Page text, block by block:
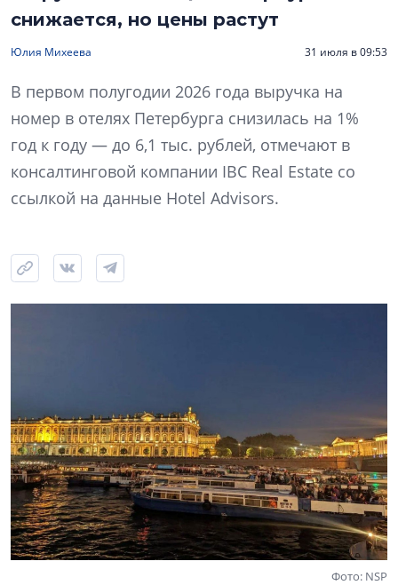
снижается, но цены растут
Юлия Михеева 31 июля в 09:53
В первом полугодии 2026 года выручка на
номер в отелях Петербурга снизилась на 1%
год к году — до 6,1 тыс. рублей, отмечают в
консалтинговой компании IBC Real Estate со
ссылкой на данные Hotel Advisors.
Фото: NSP